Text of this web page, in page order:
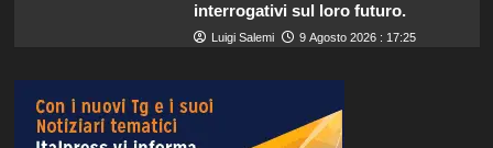
interrogativi sul loro futuro.
Luigi Salemi 9 Agosto 2026 : 17:25